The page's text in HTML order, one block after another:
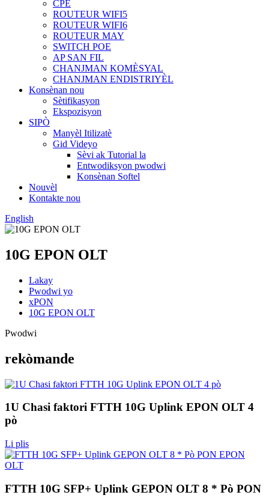
CPE
ROUTEUR WIFI5
ROUTEUR WIFI6
ROUTEUR MAY
SWITCH POE
AP SAN FIL
CHANJMAN KOMÈSYAL
CHANJMAN ENDISTRIYÈL
Konsènan nou
Sètifikasyon
Ekspozisyon
SIPÒ
Manyèl Itilizatè
Gid Videyo
Sèvi ak Tutorial la
Entwodiksyon pwodwi
Konsènan Softel
Nouvèl
Kontakte nou
English
10G EPON OLT
Lakay
Pwodwi yo
xPON
10G EPON OLT
Pwodwi
rekòmande
1U Chasi faktori FTTH 10G Uplink EPON OLT 4
pò
Li plis
FTTH 10G SFP+ Uplink GEPON OLT 8 * Pò PON